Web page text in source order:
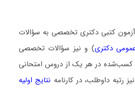
آزمون کتبی دکتری تخصصی به سؤالات
دکتری) و نیز سؤالات تخصصی
در هر یک از دروس امتحانی
رتبه داوطلب، در کارنامه نتایج اولیه